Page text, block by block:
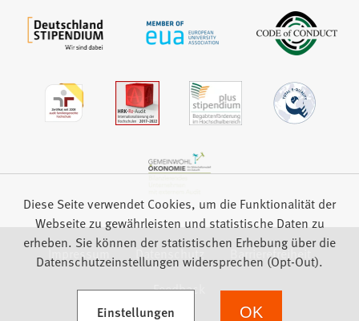
Impressum Datenschutz
Barrierefreiheit
Feedback
Diese Seite verwendet Cookies, um die Funktionalität der
Webseite zu gewährleisten und statistische Daten zu
erheben. Sie können der statistischen Erhebung über die
Datenschutzeinstellungen widersprechen (Opt-Out).
Einstellungen
(Öffnet in einem neuen Tab) OK